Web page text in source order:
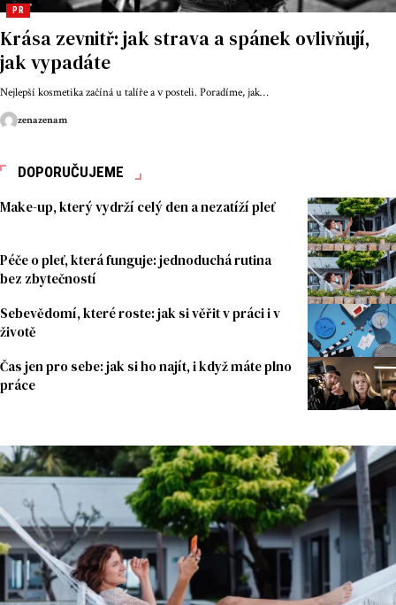
PR
Krása zevnitř: jak strava a spánek ovlivňují,
jak vypadáte
Nejlepší kosmetika začíná u talíře a v posteli. Poradíme, jak…
zenazenam
DOPORUČUJEME
Make-up, který vydrží celý den a nezatíží pleť
Péče o pleť, která funguje: jednoduchá rutina
bez zbytečností
Sebevědomí, které roste: jak si věřit v práci i v
životě
Čas jen pro sebe: jak si ho najít, i když máte plno
práce